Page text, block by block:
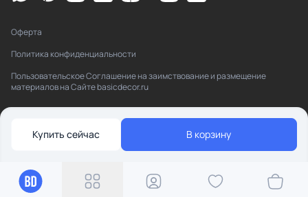
Купить сейчас В корзину
Оферта
Политика конфиденциальности
Пользовательское Соглашение на заимствование и размещение
материалов на Сайте basicdecor.ru